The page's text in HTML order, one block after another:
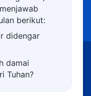
berikut:
didengar
damai
Tuhan?